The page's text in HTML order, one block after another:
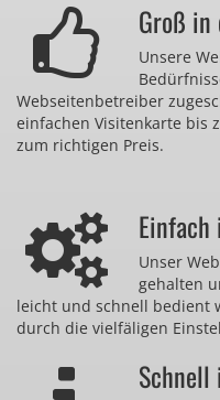
Groß in
Unsere
Webseitenbetreiber
einfachen Visitenkarte bis
zum richtigen Preis.
Unser
gehalten
leicht und schnell bedient
durch die vielfäligen
Schnell